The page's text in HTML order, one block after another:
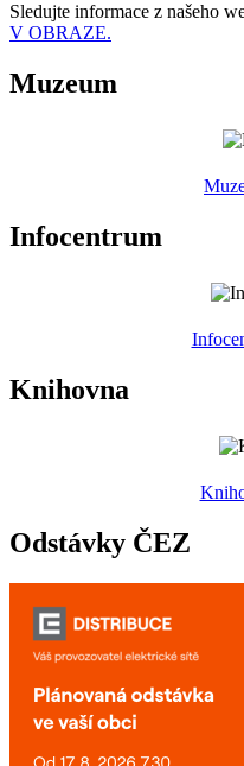
Sledujte informace z našeho
V OBRAZE.
Muzeum
Infocentrum
Knihovna
Odstávky ČEZ